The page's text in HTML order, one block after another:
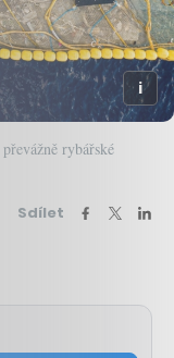
rybářské
Sdílet